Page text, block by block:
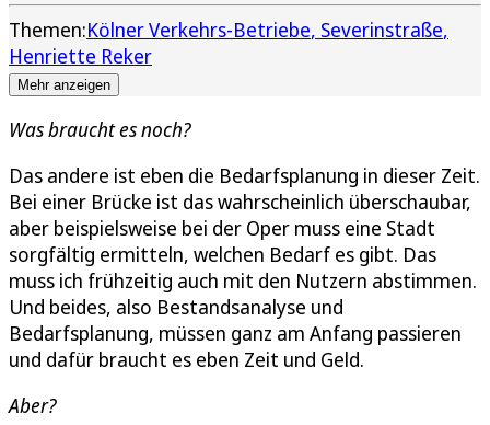
Themen:Kölner Verkehrs-Betriebe Severinstraße
Henriette Reker
Mehr anzeigen
Was braucht es noch?
Das andere ist eben die Bedarfsplanung in dieser Zeit.
Bei einer Brücke ist das wahrscheinlich überschaubar,
aber beispielsweise bei der Oper muss eine Stadt
sorgfältig ermitteln, welchen Bedarf es gibt. Das
muss ich frühzeitig auch mit den Nutzern abstimmen.
Und beides, also Bestandsanalyse und
Bedarfsplanung, müssen ganz am Anfang passieren
und dafür braucht es eben Zeit und Geld.
Aber?